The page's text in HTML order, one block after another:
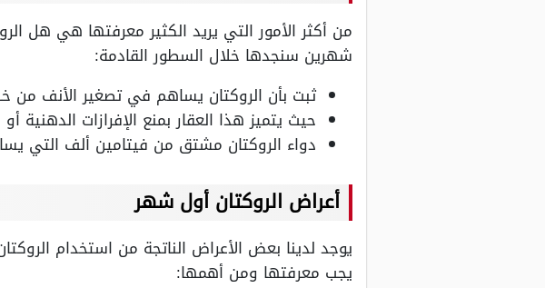
من أكثر الأمور التي يريد الكثير معرفتها هي هل
شهرين سنجدها خلال السطور القادمة:
ثبت بأن الروكتان يساهم في تصغير الأنف من
حيث يتميز هذا العقار بمنع الإفرازات
دواء الروكتان مشتق من فيتامين ألف التي
أعراض الروكتان أول شهر
يوجد لدينا بعض الأعراض الناتجة من استخدام
يجب معرفتها ومن أهمها: